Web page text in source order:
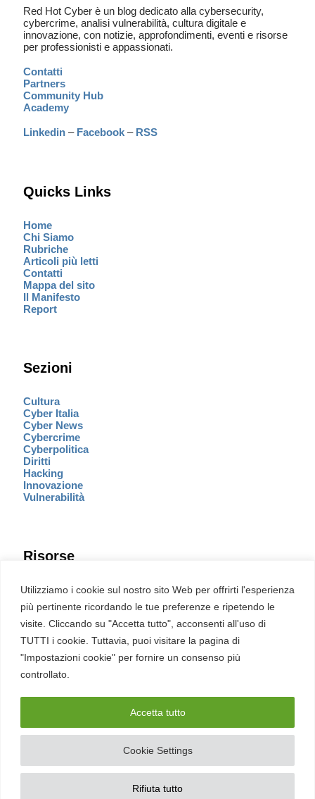
Utilizziamo i cookie sul nostro sito Web per offrirti l'esperienza
più pertinente ricordando le tue preferenze e ripetendo le
visite. Cliccando su "Accetta tutto", acconsenti all'uso di
TUTTI i cookie. Tuttavia, puoi visitare la pagina di
"Impostazioni cookie" per fornire un consenso più
controllato.
Cookie Settings
Rifiuta tutto
Accetta tutto
Red Hot Cyber è un blog dedicato alla cybersecurity,
cybercrime, analisi vulnerabilità, cultura digitale e
innovazione, con notizie, approfondimenti, eventi e risorse
per professionisti e appassionati.
Contatti
Partners
Community Hub
Academy
Linkedin – Facebook – RSS
Quicks Links
Home
Chi Siamo
Rubriche
Articoli più letti
Contatti
Mappa del sito
Il Manifesto
Report
Sezioni
Cultura
Cyber Italia
Cyber News
Cybercrime
Cyberpolitica
Diritti
Hacking
Innovazione
Vulnerabilità
Risorse
Eventi
Fumetto Cyber
Newsletter
Servizi
Pubblicità
English
Ultime CVE critiche
2026 – REDHOTCYBER Srl. Tutti i diritti riservati